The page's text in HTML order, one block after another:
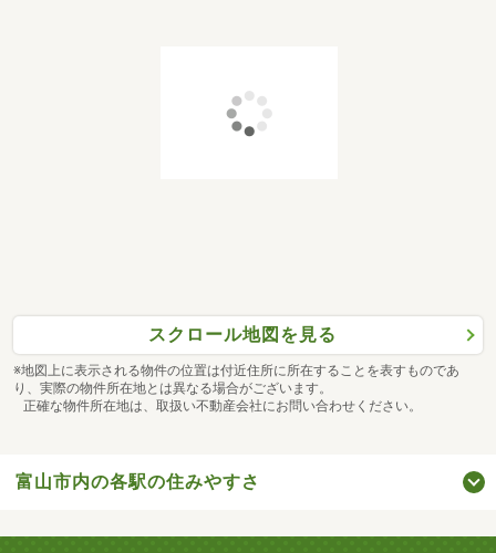
スクロール地図を見る
※地図上に表示される物件の位置は付近住所に所在することを表すものであ
り、実際の物件所在地とは異なる場合がございます。
正確な物件所在地は、取扱い不動産会社にお問い合わせください。
富山市内の各駅の住みやすさ